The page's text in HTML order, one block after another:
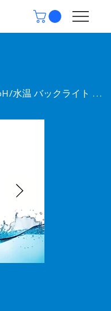
2in1デジタルpHメーター YQ-03 pH/水温 バックライト 3点自動校正 ATC 校正剤・取扱説明書付属 １年保証